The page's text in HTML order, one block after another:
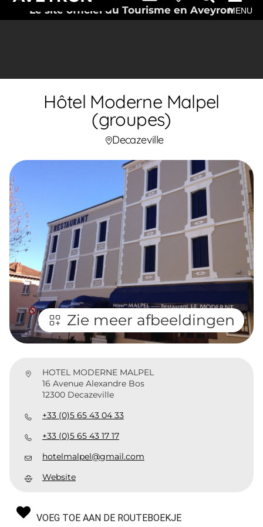
Le site officiel du Tourisme en AveyronMENU
Hôtel Moderne Malpel
(groupes)
Decazeville
Zie meer afbeeldingen
HOTEL MODERNE MALPEL
16 Avenue Alexandre Bos
12300 Decazeville
+33 (0)5 65 43 04 33
+33 (0)5 65 43 17 17
hotelmalpel@gmail.com
Website
VOEG TOE AAN DE ROUTEBOEKJE